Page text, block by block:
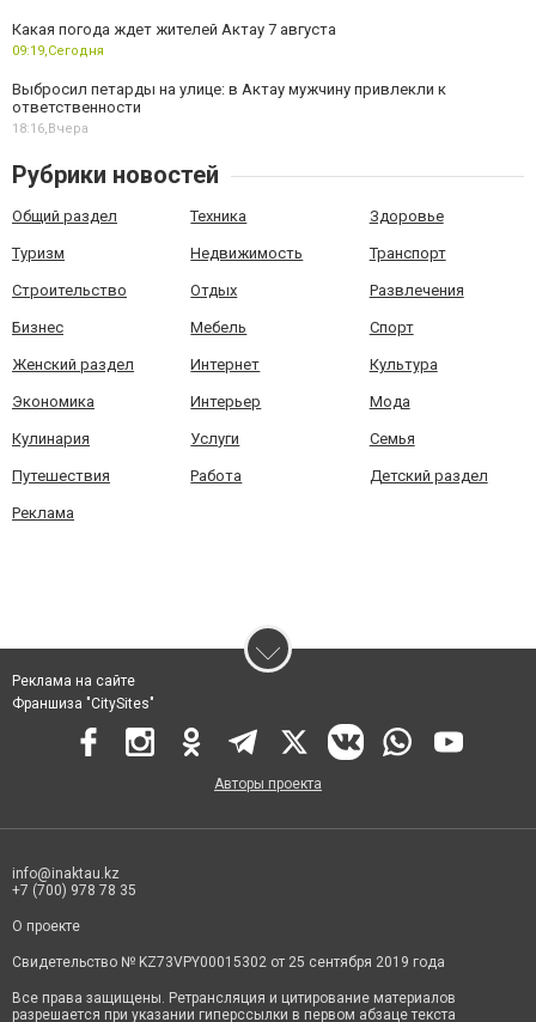
Какая погода ждет жителей Актау 7 августа
09:19,Сегодня
Выбросил петарды на улице: в Актау мужчину привлекли к
ответственности
18:16,Вчера
Рубрики новостей
Общий раздел Техника Здоровье
Туризм Недвижимость Транспорт
Строительство Отдых Развлечения
Бизнес Мебель Спорт
Женский раздел Интернет Культура
Экономика Интерьер Мода
Кулинария Услуги Семья
Путешествия Работа Детский раздел
Реклама
Реклама на сайте
Франшиза "CitySites"
Авторы проекта
info@inaktau.kz
+7 (700) 978 78 35
О проекте
Свидетельство № KZ73VPY00015302 от 25 сентября 2019 года
Все права защищены. Ретрансляция и цитирование материалов
разрешается при указании гиперссылки в первом абзаце текста